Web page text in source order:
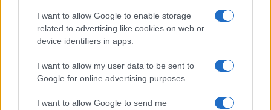
I want to allow Google to enable storage
related to advertising like cookies on web or
device identifiers in apps.
I want to allow my user data to be sent to
Google for online advertising purposes.
I want to allow Google to send me
NERD NEWS